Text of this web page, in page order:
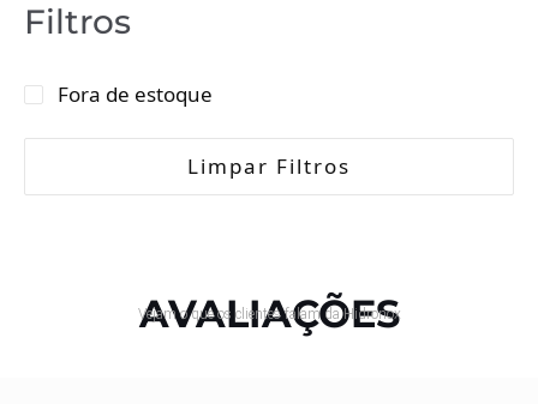
Filtros
Fora de estoque
Limpar Filtros
AVALIAÇÕES
Vejam o que os clientes falam da Hidronox